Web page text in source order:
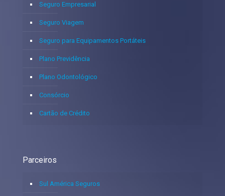
Seguro Empresarial
Seguro Viagem
Seguro para Equipamentos Portáteis
Plano Previdência
Plano Odontológico
Consórcio
Cartão de Crédito
Parceiros
Sul América Seguros